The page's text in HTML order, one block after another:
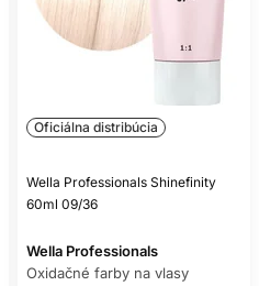
Oficiálna distribúcia
Wella Professionals Shinefinity
60ml 09/36
Wella Professionals
Oxidačné farby na vlasy